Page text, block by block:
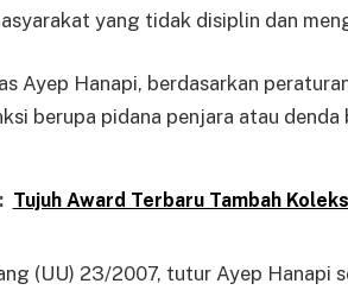
yang tidak disiplin dan
Ayep Hanapi, berdasarkan
berupa pidana penjara atau denda
Tujuh Award Terbaru Tambah
(UU) 23/2007, tutur Ayep Hanapi